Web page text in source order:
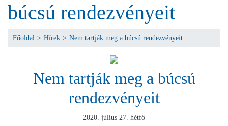
búcsú rendezvényeit
Főoldal > Hírek > Nem tartják meg a búcsú rendezvényeit
Nem tartják meg a búcsú
rendezvényeit
2020. július 27. hétfő